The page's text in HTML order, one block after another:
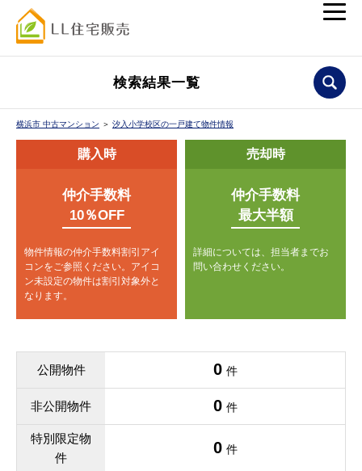
検索結果一覧
横浜市 中古マンション ＞ 汐入小学校区の一戸建て物件情報
購入時
仲介手数料
10％OFF
物件情報の仲介手数料割引アイ
コンをご参照ください。 アイコ
ン未設定の物件は割引対象外と
なります。
売却時
仲介手数料
最大半額
詳細については、担当者までお
問い合わせください。
公開物件 0 件
非公開物件 0 件
特別限定物
件
0 件